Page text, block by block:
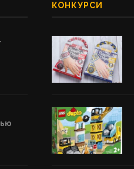
КОНКУРСИ